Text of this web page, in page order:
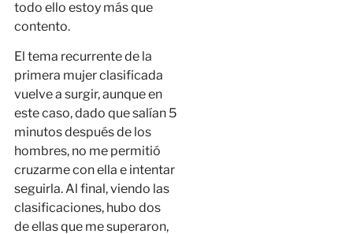
todo ello estoy más que
contento.
El tema recurrente de la
primera mujer clasificada
vuelve a surgir, aunque en
este caso, dado que salían 5
minutos después de los
hombres, no me permitió
cruzarme con ella e intentar
seguirla. Al final, viendo las
clasificaciones, hubo dos
de ellas que me superaron,